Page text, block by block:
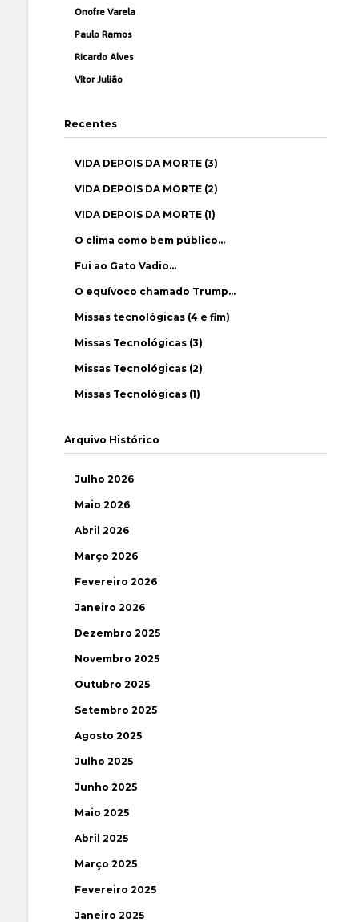
Onofre Varela
Paulo Ramos
Ricardo Alves
Vítor Julião
Recentes
VIDA DEPOIS DA MORTE (3)
VIDA DEPOIS DA MORTE (2)
VIDA DEPOIS DA MORTE (1)
O clima como bem público…
Fui ao Gato Vadio…
O equívoco chamado Trump…
Missas tecnológicas (4 e fim)
Missas Tecnológicas (3)
Missas Tecnológicas (2)
Missas Tecnológicas (1)
Arquivo Histórico
Julho 2026
Maio 2026
Abril 2026
Março 2026
Fevereiro 2026
Janeiro 2026
Dezembro 2025
Novembro 2025
Outubro 2025
Setembro 2025
Agosto 2025
Julho 2025
Junho 2025
Maio 2025
Abril 2025
Março 2025
Fevereiro 2025
Janeiro 2025